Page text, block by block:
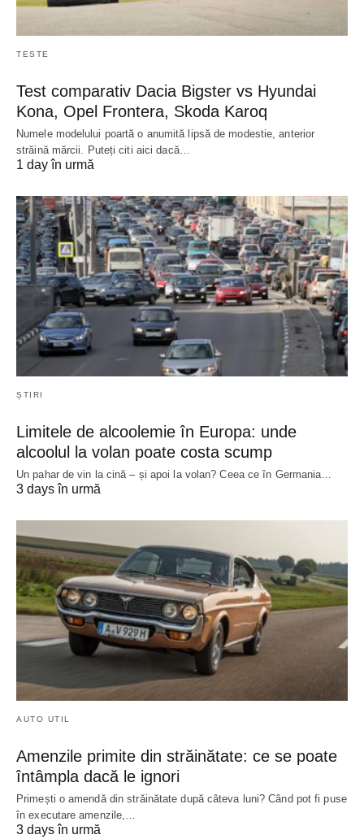
TESTE
Test comparativ Dacia Bigster vs Hyundai
Kona, Opel Frontera, Skoda Karoq
Numele modelului poartă o anumită lipsă de modestie, anterior
străină mărcii. Puteți citi aici dacă…
1 day în urmă
ȘTIRI
Limitele de alcoolemie în Europa: unde
alcoolul la volan poate costa scump
Un pahar de vin la cină – și apoi la volan? Ceea ce în Germania…
3 days în urmă
AUTO UTIL
Amenzile primite din străinătate: ce se poate
întâmpla dacă le ignori
Primești o amendă din străinătate după câteva luni? Când pot fi puse
în executare amenzile,…
3 days în urmă